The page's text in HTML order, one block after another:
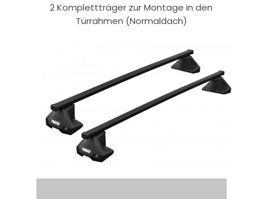
2 Komplettträger zur Montage in den
Türrahmen (Normaldach)